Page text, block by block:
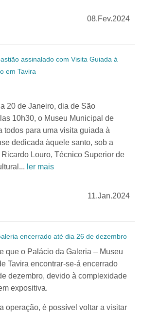
08.Fev.2024
assinalado com Visita Guiada à
em Tavira
20 de Janeiro, dia de São
10h30, o Museu Municipal de
todos para uma visita guiada à
dedicada àquele santo, sob a
Louro, Técnico Superior de
ler mais
11.Jan.2024
encerrado até dia 26 de dezembro
que o Palácio da Galeria – Museu
Tavira encontrar-se-á encerrado
dezembro, devido à complexidade
expositiva.
operação, é possível voltar a visitar